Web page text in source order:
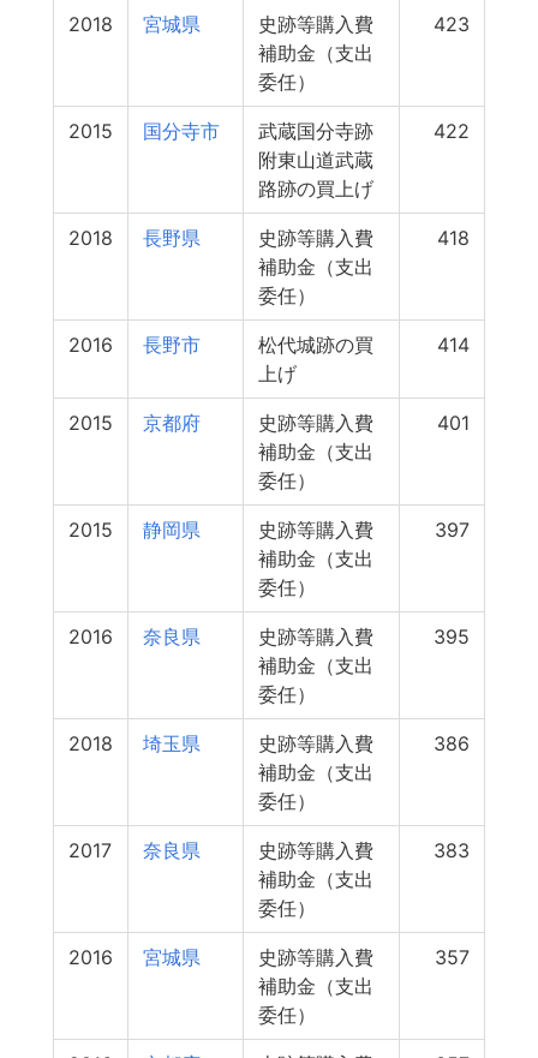
2018 宮城県
史跡等購入費
補助金（支出
委任）
423
2015 国分寺市
武蔵国分寺跡
附東山道武蔵
路跡の買上げ
422
2018 長野県
史跡等購入費
補助金（支出
委任）
418
2016 長野市
松代城跡の買
上げ
414
2015 京都府
史跡等購入費
補助金（支出
委任）
401
2015 静岡県
史跡等購入費
補助金（支出
委任）
397
2016 奈良県
史跡等購入費
補助金（支出
委任）
395
2018 埼玉県
史跡等購入費
補助金（支出
委任）
386
2017 奈良県
史跡等購入費
補助金（支出
委任）
383
2016 宮城県
史跡等購入費
補助金（支出
委任）
357